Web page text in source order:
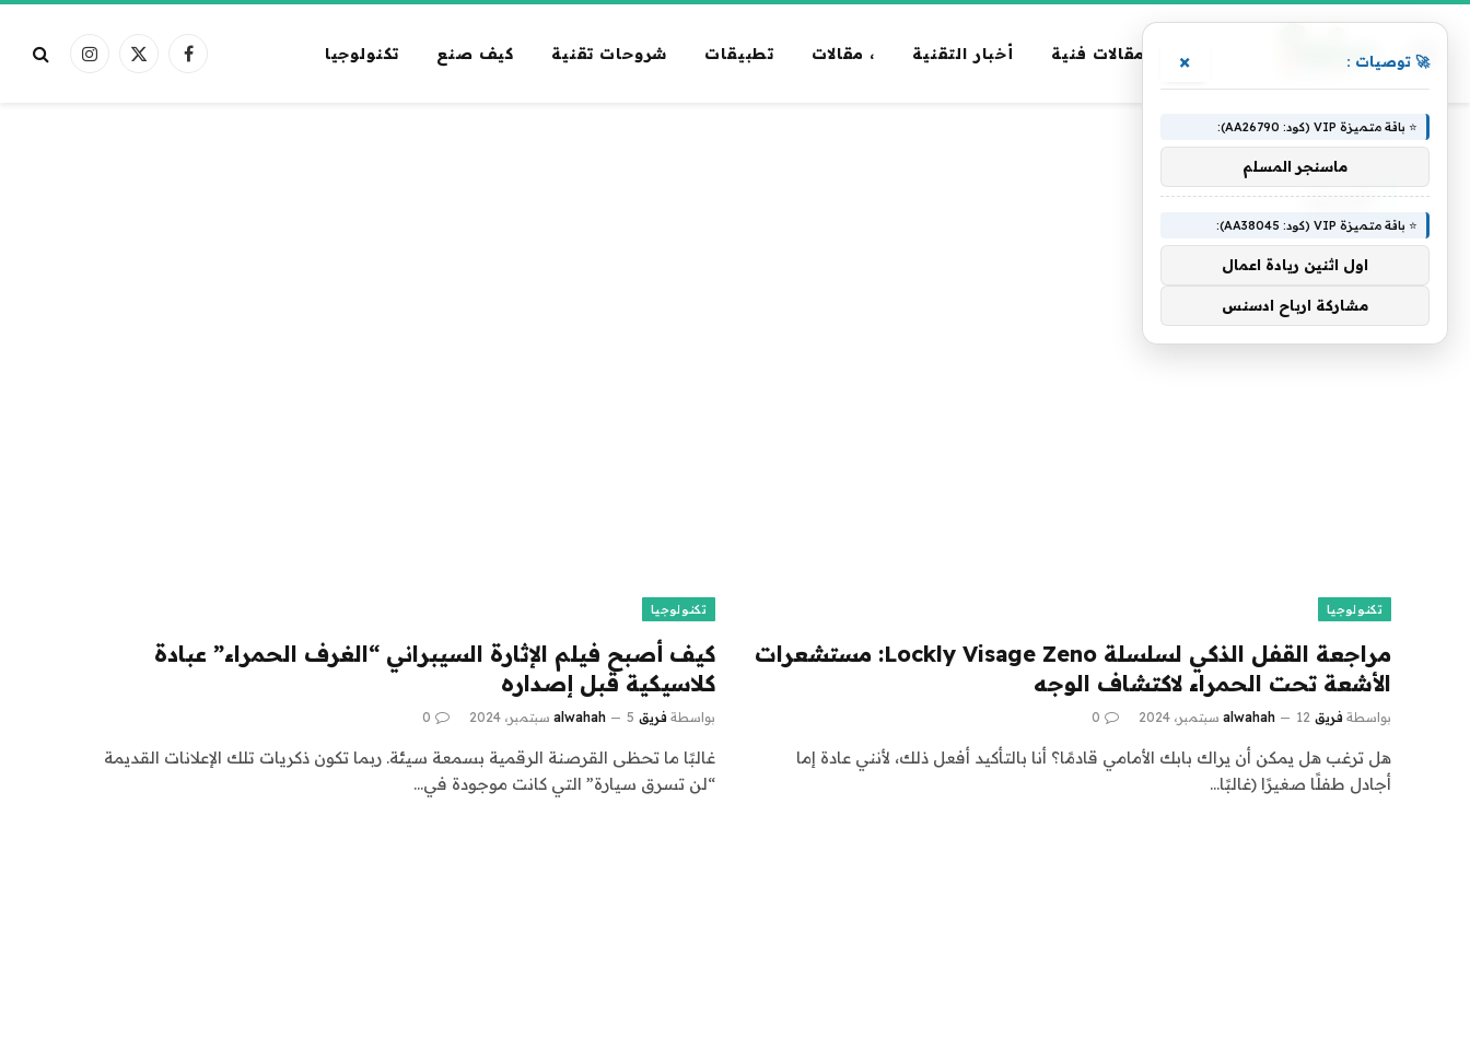
مقالات فنية أخبار التقنية ، مقالات تطبيقات شروحات تقنية كيف صنع تكنولوجيا فيسبوكX
الانستغرام
الرئيسية » الحمراء
الحمراء
تكنولوجيا
مراجعة القفل الذكي لسلسلة Lockly Visage Zeno: مستشعرات
الأشعة تحت الحمراء لاكتشاف الوجه
بواسطة فريق alwahah 12 سبتمبر، 2024 0
هل ترغب هل يمكن أن يراك بابك الأمامي قادمًا؟ أنا بالتأكيد أفعل ذلك، لأنني عادة إما
أجادل طفلًا صغيرًا (غالبًا…
تكنولوجيا
كيف أصبح فيلم الإثارة السيبراني “الغرف الحمراء” عبادة
كلاسيكية قبل إصداره
بواسطة فريق alwahah 5 سبتمبر، 2024 0
غالبًا ما تحظى القرصنة الرقمية بسمعة سيئة. ربما تكون ذكريات تلك الإعلانات القديمة
“لن تسرق سيارة” التي كانت موجودة في…
🚀 توصيات : ×
⭐ باقة متميزة VIP (كود: AA26790):
ماسنجر المسلم
⭐ باقة متميزة VIP (كود: AA38045):
اول اثنين ريادة اعمال
مشاركة ارباح ادسنس